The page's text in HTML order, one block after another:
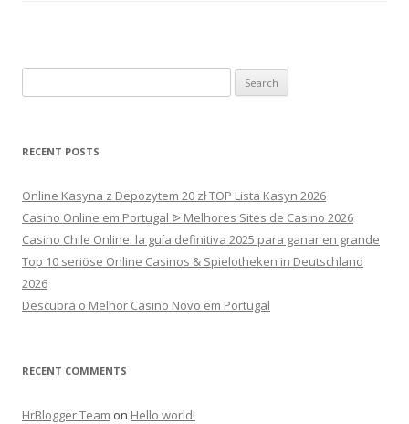
for:
RECENT POSTS
Online Kasyna z Depozytem 20 zł TOP Lista Kasyn 2026
Casino Online em Portugal ᐉ Melhores Sites de Casino 2026
Casino Chile Online: la guía definitiva 2025 para ganar en grande
Top 10 seriöse Online Casinos & Spielotheken in Deutschland
2026
Descubra o Melhor Casino Novo em Portugal
RECENT COMMENTS
HrBlogger Team on Hello world!